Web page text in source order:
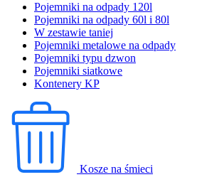
Pojemniki na odpady 120l
Pojemniki na odpady 60l i 80l
W zestawie taniej
Pojemniki metalowe na odpady
Pojemniki typu dzwon
Pojemniki siatkowe
Kontenery KP
Kosze na śmieci